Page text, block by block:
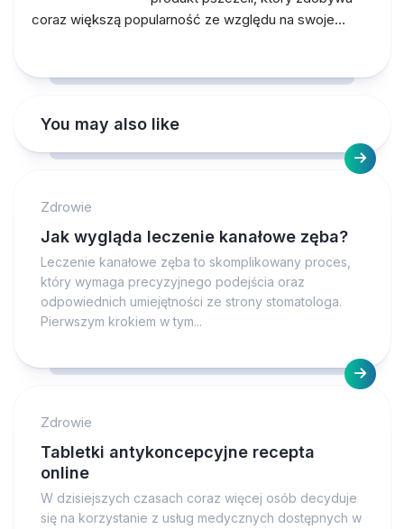
coraz większą popularność ze względu na swoje…
You may also like
Zdrowie
Jak wygląda leczenie kanałowe zęba?
Leczenie kanałowe zęba to skomplikowany proces,
który wymaga precyzyjnego podejścia oraz
odpowiednich umiejętności ze strony stomatologa.
Pierwszym krokiem w tym...
Zdrowie
Tabletki antykoncepcyjne recepta
online
W dzisiejszych czasach coraz więcej osób decyduje
się na korzystanie z usług medycznych dostępnych w